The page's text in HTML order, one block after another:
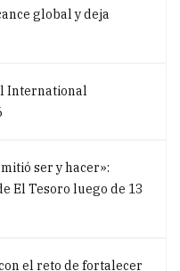
global y deja
International
ser y hacer»:
El Tesoro luego de 13
el reto de fortalecer